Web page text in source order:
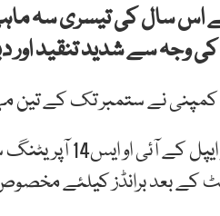
سال کی تیسری سہ ماہی
وجہ سے شدید تنقید اور
تک کے تین مہینوں میں9 بلین ڈالر منافع کمایا، جو پچھلے
فیس بک کو
کے بعد برانڈز کیلئے